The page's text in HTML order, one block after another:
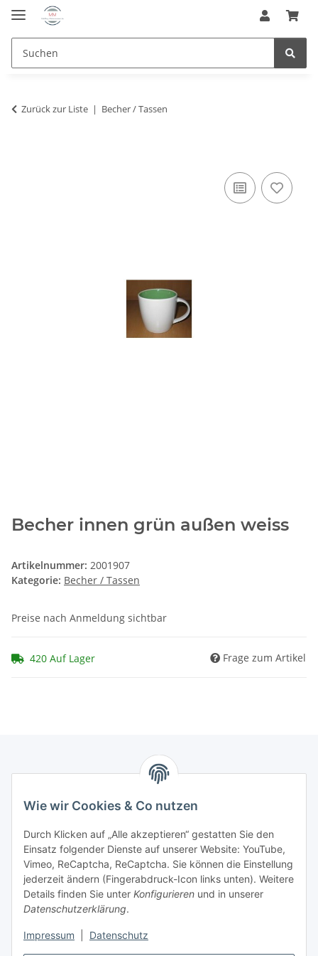
Wie wir Cookies & Co nutzen
Durch Klicken auf „Alle akzeptieren“ gestatten Sie den
Einsatz folgender Dienste auf unserer Website: YouTube,
Vimeo, ReCaptcha, ReCaptcha. Sie können die Einstellung
jederzeit ändern (Fingerabdruck-Icon links unten). Weitere
Details finden Sie unter Konfigurieren und in unserer
Datenschutzerklärung.
Impressum Datenschutz
Zurück zur Liste Becher / Tassen
Becher innen grün außen weiss
Artikelnummer: 2001907
Kategorie: Becher / Tassen
Preise nach Anmeldung sichtbar
420 Auf Lager Frage zum Artikel
Marmey Aktionswaren
Markus Meyer
Fritz-Wallis-Str. 13
28832 Achim
Telefon: +4915142420171
E-Mail: verkauf@marmey-aktionswaren.de
Informationen